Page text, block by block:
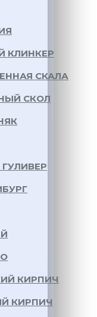
КЛИНКЕР
СКАЛА
СКОЛ
КИРПИЧ
КИРПИЧ